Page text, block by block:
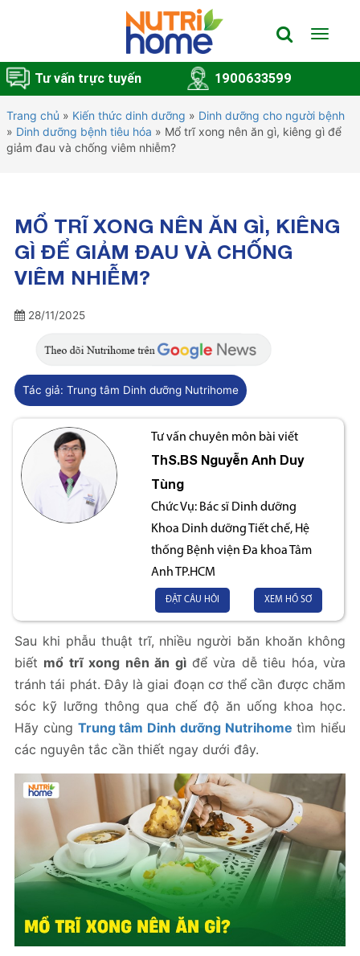
Toggle
Tư vấn trực tuyến 1900633599
Trang chủ » Kiến thức dinh dưỡng » Dinh dưỡng cho người bệnh
» Dinh dưỡng bệnh tiêu hóa » Mổ trĩ xong nên ăn gì, kiêng gì để
giảm đau và chống viêm nhiễm?
MỔ TRĨ XONG NÊN ĂN GÌ, KIÊNG
GÌ ĐỂ GIẢM ĐAU VÀ CHỐNG
VIÊM NHIỄM?
28/11/2025
Tác giả: Trung tâm Dinh dưỡng Nutrihome
Tư vấn chuyên môn bài viết
ThS.BS Nguyễn Anh Duy
Tùng
Chức Vụ: Bác sĩ Dinh dưỡng
Khoa Dinh dưỡng Tiết chế, Hệ
thống Bệnh viện Đa khoa Tâm
Anh TP.HCM
ĐẶT CÂU HỎI XEM HỒ SƠ
Sau khi phẫu thuật trĩ, nhiều người băn khoăn không
biết mổ trĩ xong nên ăn gìđể vừa dễ tiêu hóa, vừa
tránh tái phát. Đây là giai đoạn cơ thể cần được chăm
sóc kỹ lưỡng thông qua chế độ ăn uống khoa học.
Hãy cùng Trung tâm Dinh dưỡng Nutrihome tìm hiểu
các nguyên tắc cần thiết ngay dưới đây.